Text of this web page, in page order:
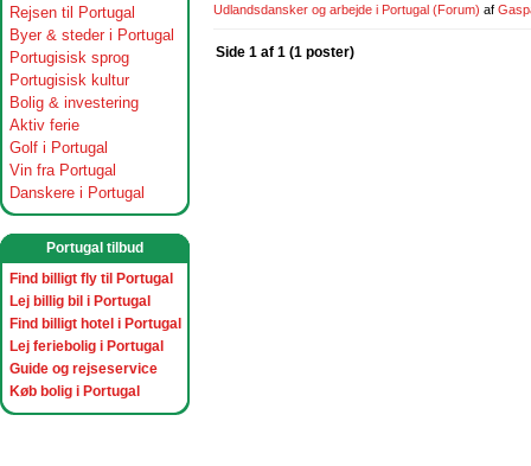
Rejsen til Portugal
Byer & steder i Portugal
Portugisisk sprog
Portugisisk kultur
Bolig & investering
Aktiv ferie
Golf i Portugal
Vin fra Portugal
Danskere i Portugal
Portugal tilbud
Find billigt fly til Portugal
Lej billig bil i Portugal
Find billigt hotel i Portugal
Lej feriebolig i Portugal
Guide og rejseservice
Køb bolig i Portugal
Udlandsdansker og arbejde i Portugal (Forum) af
Side 1 af 1 (1 poster)